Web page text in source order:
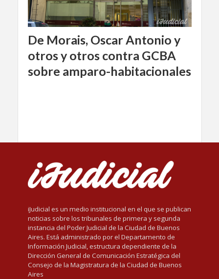
De Morais, Oscar Antonio y
otros y otros contra GCBA
sobre amparo-habitacionales
iJudicial es un medio institucional en el que se publican
noticias sobre los tribunales de primera y segunda
instancia del Poder Judicial de la Ciudad de Buenos
Aires. Está administrado por el Departamento de
Información Judicial, estructura dependiente de la
Dirección General de Comunicación Estratégica del
Consejo de la Magistratura de la Ciudad de Buenos
Aires